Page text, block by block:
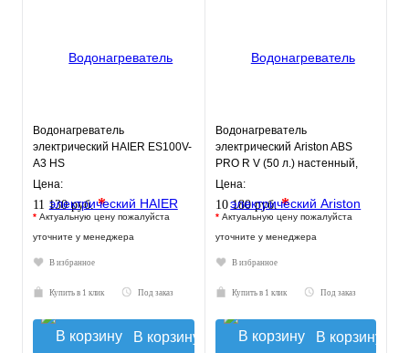
Водонагреватель
электрический HAIER ES100V-
A3 HS
Цена:
11 130 руб.*
* Актуальную цену пожалуйста
уточните у менеджера
В избранное
Купить в 1 клик Под заказ
В корзину
Водонагреватель
электрический Ariston ABS
PRO R V (50 л.) настенный,
ТЭН 1,5 кВт.
Цена:
10 180 руб.*
* Актуальную цену пожалуйста
уточните у менеджера
В избранное
Купить в 1 клик Под заказ
В корзину